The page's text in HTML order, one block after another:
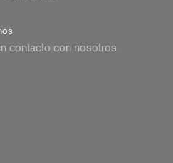
contacto con nosotros